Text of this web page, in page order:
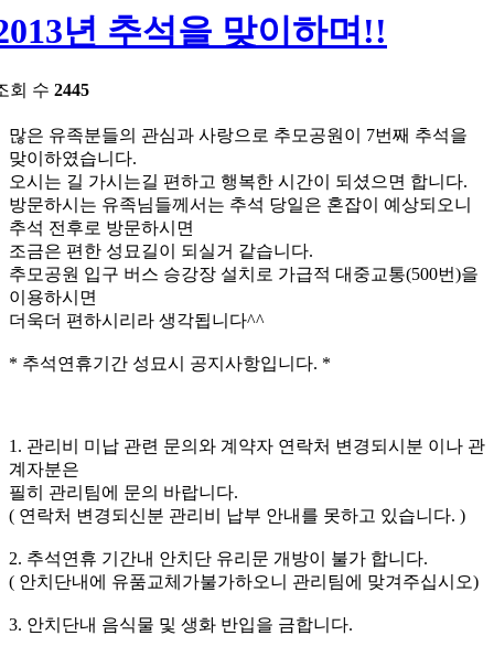
년 추석을 맞이하며!!
회 수 2445
많은 유족분들의 관심과 사랑으로 추모공원이 7번째 추석을
맞이하였습니다.
오시는 길 가시는길 편하고 행복한 시간이 되셨으면 합니다.
방문하시는 유족님들께서는 추석 당일은 혼잡이 예상되오니
추석 전후로 방문하시면
조금은 편한 성묘길이 되실거 같습니다.
추모공원 입구 버스 승강장 설치로 가급적 대중교통(500번)을
이용하시면
더욱더 편하시리라 생각됩니다^^
* 추석연휴기간 성묘시 공지사항입니다. *
1. 관리비 미납 관련 문의와 계약자 연락처 변경되시분 이나 관
계자분은
필히 관리팀에 문의 바랍니다.
( 연락처 변경되신분 관리비 납부 안내를 못하고 있습니다. )
2. 추석연휴 기간내 안치단 유리문 개방이 불가 합니다.
( 안치단내에 유품교체가불가하오니 관리팀에 맞겨주십시오)
3. 안치단내 음식물 및 생화 반입을 금합니다.